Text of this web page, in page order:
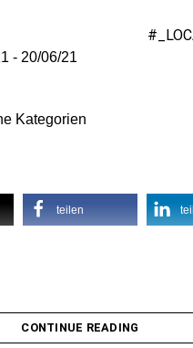
- 20/06/21
Kategorien
teilen
CONTINUE READING